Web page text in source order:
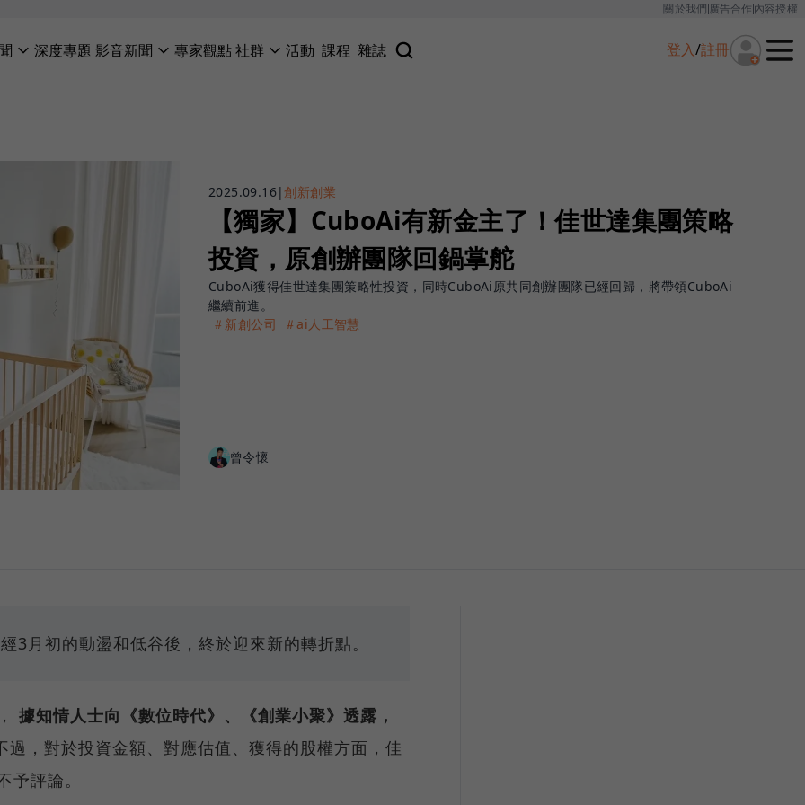
關於我們廣告合作內容授權
深度專題 影音新聞 專家觀點社群 活動 課程 雜誌 登入/註冊
2025.09.16|創新創業
【獨家】CuboAi有新金主了！佳世達集團策略
投資，原創辦團隊回鍋掌舵
CuboAi獲得佳世達集團策略性投資，同時CuboAi原共同創辦團隊已經回歸，將帶領CuboAi
繼續前進。
＃新創公司
＃ai人工智慧
曾令懷
3月初的動盪和低谷後，終於迎來新的轉折點。
據知情人士向《數位時代》、《創業小聚》透露，
過，對於投資金額、對應估值、獲得的股權方面，佳
評論。